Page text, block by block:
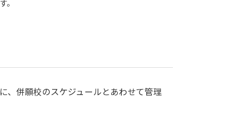
。
、併願校のスケジュールとあわせて管理